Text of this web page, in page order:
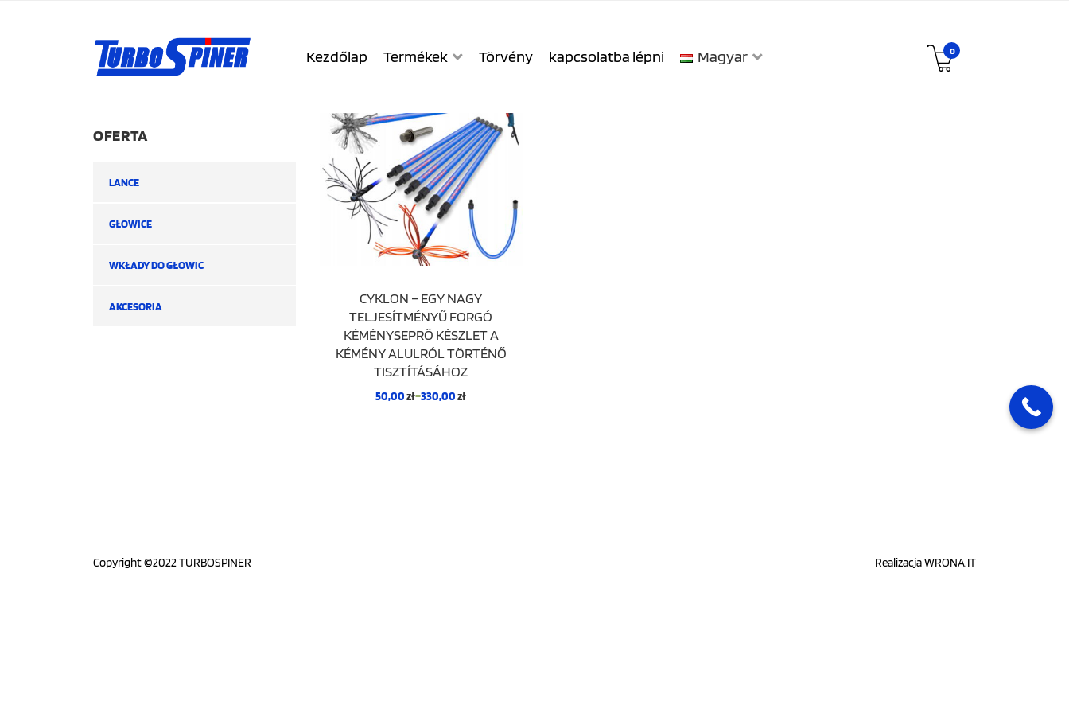
Kezdőlap Termékek Törvény kapcsolatba lépni Magyar 0
CYKLON – EGY NAGY
TELJESÍTMÉNYŰ FORGÓ
KÉMÉNYSEPRŐ KÉSZLET A
KÉMÉNY ALULRÓL TÖRTÉNŐ
TISZTÍTÁSÁHOZ
50,00zł–330,00zł
OFERTA
LANCE
GŁOWICE
WKŁADY DO GŁOWIC
AKCESORIA
Copyright ©2022 TURBOSPINER RealizacjaWRONA.IT